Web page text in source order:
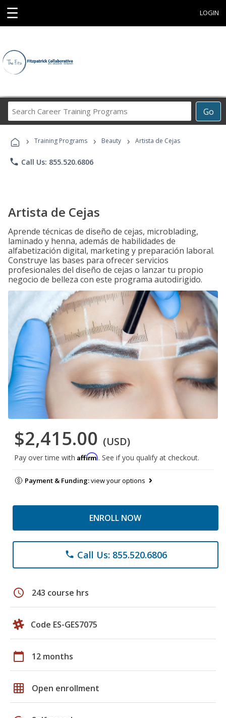
☰ LOGIN
Go
Career
Programs
› Training Programs › Beauty › Artista de Cejas
phone Call Us: 855.520.6806
Artista de Cejas
Aprende técnicas de diseño de cejas, microblading,
laminado y henna, además de habilidades de
alfabetización digital, marketing y preparación laboral.
Construye las bases para ofrecer servicios
profesionales del diseño de cejas o lanzar tu propio
negocio de belleza con este programa autodirigido.
$2,415.00 (USD)
Pay over time with Affirm. See if you qualify at checkout.
Payment & Funding:view your options
ENROLL NOW
phone Call Us: 855.520.6806
schedule 243 course hrs
Code ES-GES7075
calendar_today 12 months
grid_on Open enrollment